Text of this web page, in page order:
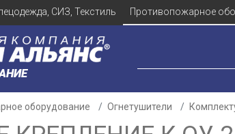
СИЗ, Текстиль Противопожарное
оборудование Огнетушители